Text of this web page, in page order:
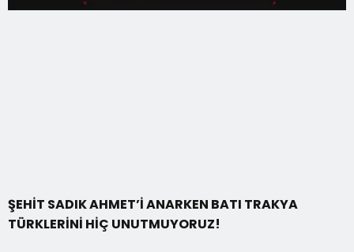
ŞEHİT SADIK AHMET’İ ANARKEN BATI TRAKYA
TÜRKLERİNİ HİÇ UNUTMUYORUZ!